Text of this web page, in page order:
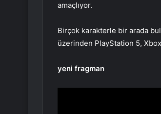
amaçlıyor.
Birçok karakterle bir arada
üzerinden PlayStation 5,
yeni fragman